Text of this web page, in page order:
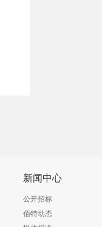
新闻中心
公开招标
佰特动态